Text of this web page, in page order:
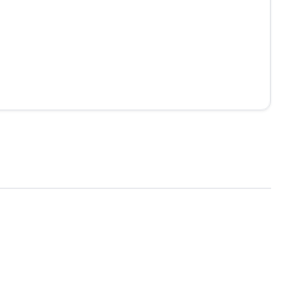
環境和適合打卡的室內設計而